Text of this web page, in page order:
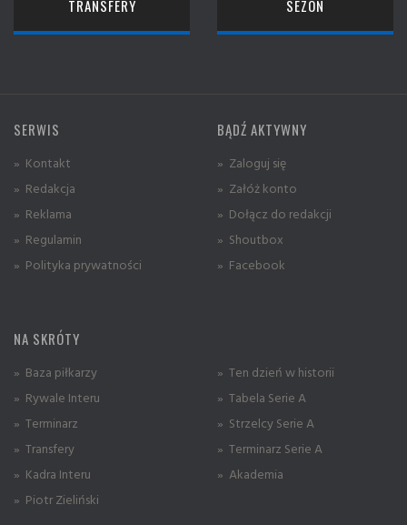
TRANSFERY SEZON
SERWIS
» Kontakt
» Redakcja
» Reklama
» Regulamin
» Polityka prywatności
BĄDŹ AKTYWNY
» Zaloguj się
» Załóż konto
» Dołącz do redakcji
» Shoutbox
» Facebook
NA SKRÓTY
» Baza piłkarzy
» Rywale Interu
» Terminarz
» Transfery
» Kadra Interu
» Piotr Zieliński
» Ten dzień w historii
» Tabela Serie A
» Strzelcy Serie A
» Terminarz Serie A
» Akademia